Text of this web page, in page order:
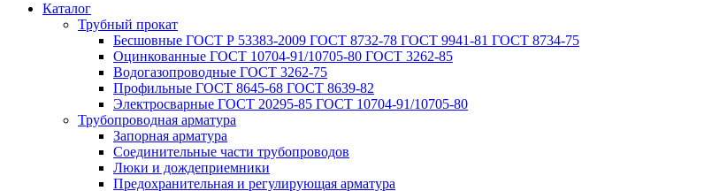
Каталог
Трубный прокат
Беcшовные ГОСТ Р 53383-2009 ГОСТ 8732-78 ГОСТ 9941-81 ГОСТ 8734-75
Оцинкованные ГОСТ 10704-91/10705-80 ГОСТ 3262-85
Водогазопроводные ГОСТ 3262-75
Профильные ГОСТ 8645-68 ГОСТ 8639-82
Электросварные ГОСТ 20295-85 ГОСТ 10704-91/10705-80
Трубопроводная арматура
Запорная арматура
Соединительные части трубопроводов
Люки и дождеприемники
Предохранительная и регулирующая арматура